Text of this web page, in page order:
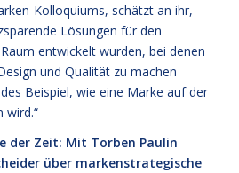
Kolloquiums, schätzt an ihr,
Lösungen für den
entwickelt wurden, bei denen
und Qualität zu machen
Beispiel, wie eine Marke auf der
wird.“
der Zeit: Mit Torben Paulin
über markenstrategische